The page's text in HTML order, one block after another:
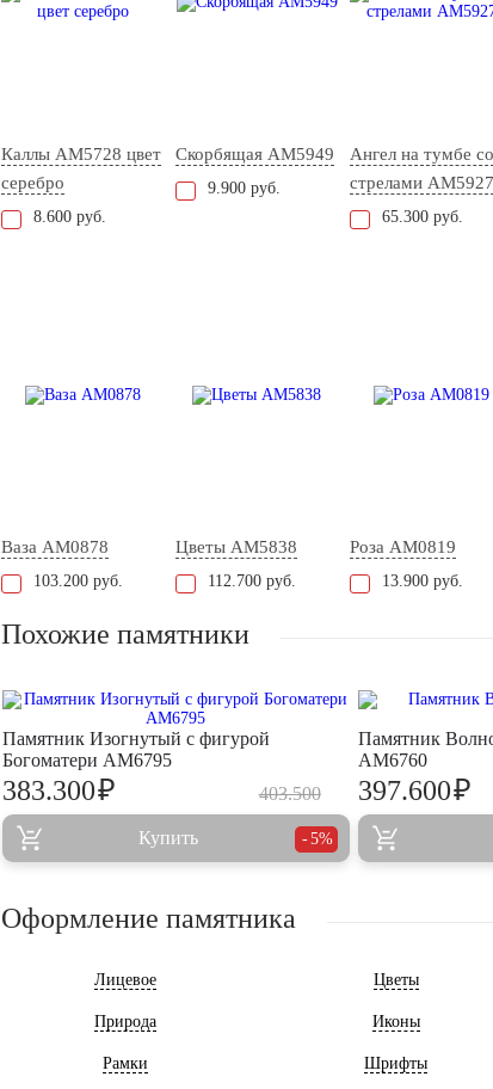
Каллы AM5728 цвет
серебро
8.600 руб.
Скорбящая AM5949
9.900 руб.
Ангел на тумбе со
стрелами AM5927
65.300 руб.
Ваза AM0878
103.200 руб.
Цветы AM5838
112.700 руб.
Роза AM0819
13.900 руб.
Похожие памятники
Памятник Изогнутый с фигурой
Богоматери AM6795
403.500
383.300₽
Купить 5%
Памятник
AM6760
397.600₽
Оформление памятника
Лицевое Цветы
Природа Иконы
Рамки Шрифты